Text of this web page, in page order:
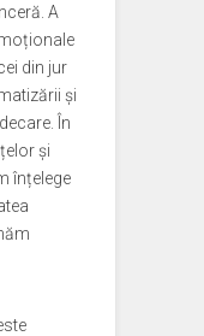
A
din jur
și
În
și
înțelege